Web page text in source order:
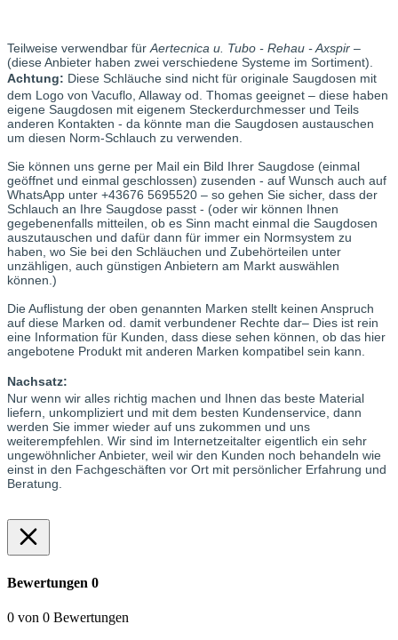
Teilweise verwendbar fürAertecnica u. Tubo - Rehau - Axspir –
(diese Anbieter haben zwei verschiedene Systeme im Sortiment).
Achtung: Diese Schläuche sind nicht für originale Saugdosen mit
dem Logo von Vacuflo, Allaway od. Thomas geeignet – diese haben
eigene Saugdosen mit eigenem Steckerdurchmesser und Teils
anderen Kontakten - da könnte man die Saugdosen austauschen
um diesen Norm-Schlauch zu verwenden.
Sie können uns gerne per Mail ein Bild Ihrer Saugdose (einmal
geöffnet und einmal geschlossen) zusenden - auf Wunsch auch auf
WhatsApp unter +43676 5695520 – so gehen Sie sicher, dass der
Schlauch an Ihre Saugdose passt - (oder wir können Ihnen
gegebenenfalls mitteilen, ob es Sinn macht einmal die Saugdosen
auszutauschen und dafür dann für immer ein Normsystem zu
haben, wo Sie bei den Schläuchen und Zubehörteilen unter
unzähligen, auch günstigen Anbietern am Markt auswählen
können.)
Die Auflistung der oben genannten Marken stellt keinen Anspruch
auf diese Marken od. damit verbundener Rechte dar– Dies ist rein
eine Information für Kunden, dass diese sehen können, ob das hier
angebotene Produkt mit anderen Marken kompatibel sein kann.
Nachsatz:
Nur wenn wir alles richtig machen und Ihnen das beste Material
liefern, unkompliziert und mit dem besten Kundenservice, dann
werden Sie immer wieder auf uns zukommen und uns
weiterempfehlen. Wir sind im Internetzeitalter eigentlich ein sehr
ungewöhnlicher Anbieter, weil wir den Kunden noch behandeln wie
einst in den Fachgeschäften vor Ort mit persönlicher Erfahrung und
Beratung.
Bewertungen 0
0 von 0 Bewertungen